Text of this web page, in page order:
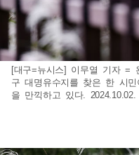
[대구=뉴시스] 이무열 기자 =
구 대명유수지를 찾은 한 시
을 만끽하고 있다. 2024.10.02.